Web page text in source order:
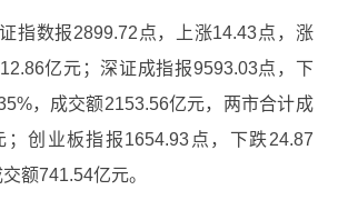
指数报2899.72点，上涨14.43点，涨
亿元；深证成指报9593.03点，下
，成交额2153.56亿元，两市合计成
；创业板指报1654.93点，下跌24.87
额741.54亿元。